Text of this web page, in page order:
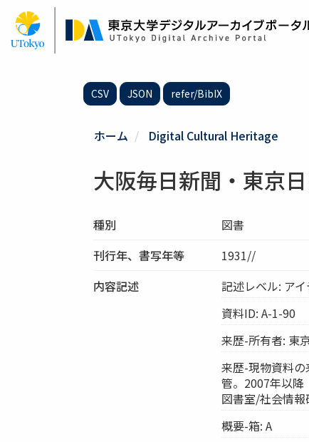
ン
CSV JSON refer/BibIX
ホーム Digital Cultural Heritage
大阪毎日新聞・東京
種別
図書
刊行年、書写年等
1931//
内容記述
記述レベル: ア
資料ID: A-1-90
来歴-所有者: 東
来歴-現物資料
管。2007年以降
図書室/社会情報
概要-箱: A